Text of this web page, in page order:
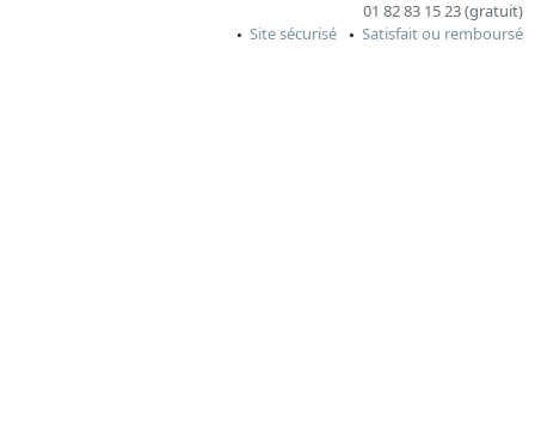
01 82 83 15 23 (gratuit)
Site sécurisé
Satisfait ou remboursé